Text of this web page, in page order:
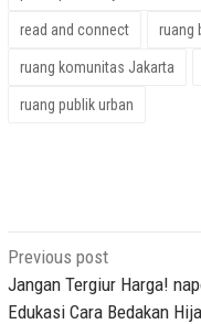
read and connect ruang
ruang komunitas Jakarta
ruang publik urban
Post
navigation
Previous post
Jangan Tergiur Harga!
Edukasi Cara Bedakan